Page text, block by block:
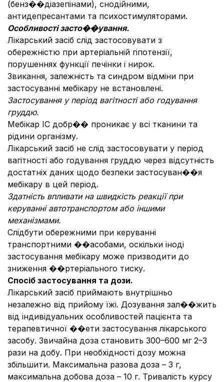
(бенз��діазепінами), снодійними,
антидепресантами та психостимуляторами.
Особливості засто��ування.
Лікарський засіб слід застосовувати з
обережністю при артеріальній гіпотензії,
порушеннях функції печінки і нирок.
Звикання, залежність та синдром відміни при
застосуванні мебікару не встановлені.
Застосування у період вагітності або годування
груддю.
Мебікар ІС добр�� проникає у всі тканини та
рідини організму.
Лікарський засіб не слід застосовувати у період
вагітності або годування груддю через відсутність
достатніх даних щодо безпеки застосуван��я
мебікару в цей період.
Здатність впливати на швидкість реакції при
керуванні автотранспортом або іншими
механізмами.
Слідбути обережними при керуванні
транспортними ��асобами, оскільки іноді
застосування мебікару може призводити до
зниження ��ртеріального тиску.
Спосіб застосування та дози.
Лікарський засіб приймають внутрішньо
незалежно від прийому їжі. Дозування зал��жить
від індивідуальних особливостей пацієнта та
терапевтичної ��ети застосування лікарського
засобу. Звичайна доза становить 300–600 мг 2–3
рази на добу. При необхідності дозу можна
збільшити. Максимальна разова доза – 3 г,
максимальна добова доза – 10 г. Тривалість курсу